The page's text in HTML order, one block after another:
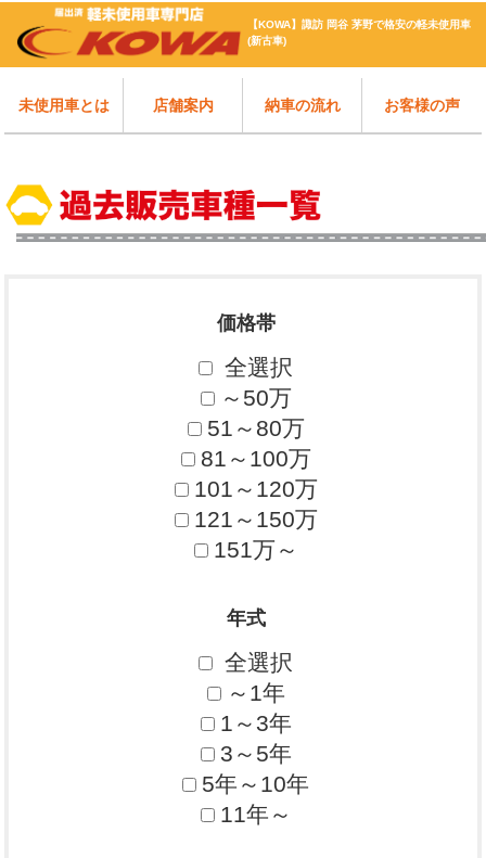
【KOWA】諏訪 岡谷 茅野で格安の軽未使用車
(新古車)
未使用車とは 店舗案内 納車の流れ お客様の声
価格帯
全選択
～50万
51～80万
81～100万
101～120万
121～150万
151万～
年式
全選択
～1年
1～3年
3～5年
5年～10年
11年～